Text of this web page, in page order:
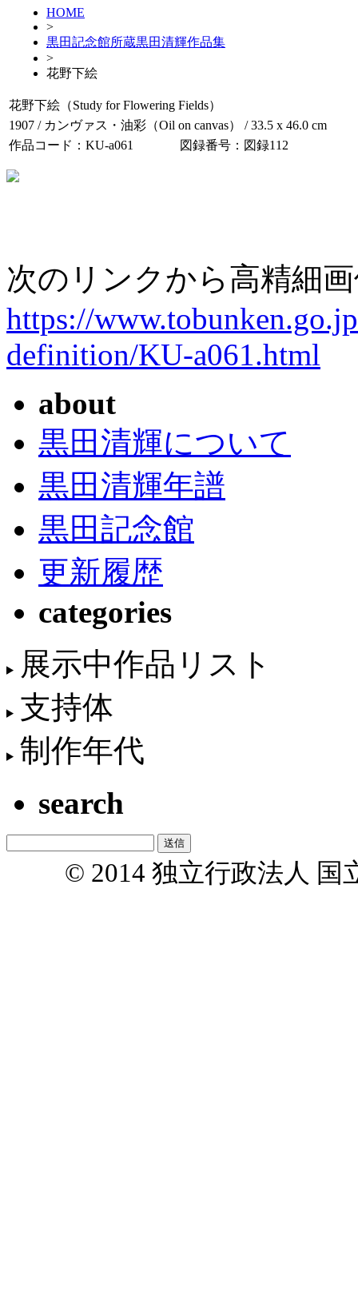
HOME
>
黒田記念館所蔵黒田清輝作品集
>
花野下絵
花野下絵（Study for Flowering Fields）
1907 / カンヴァス・油彩（Oil on canvas） / 33.5 x 46.0 cm
作品コード：KU-a061
図録番号：図録112
次のリンクから高精細
https://
definition/KU-a061.html
about
黒田清輝について
黒田清輝年譜
黒田記念館
更新履歴
categories
展示中作品リスト
支持体
制作年代
search
© 2014 独立行政法人 国